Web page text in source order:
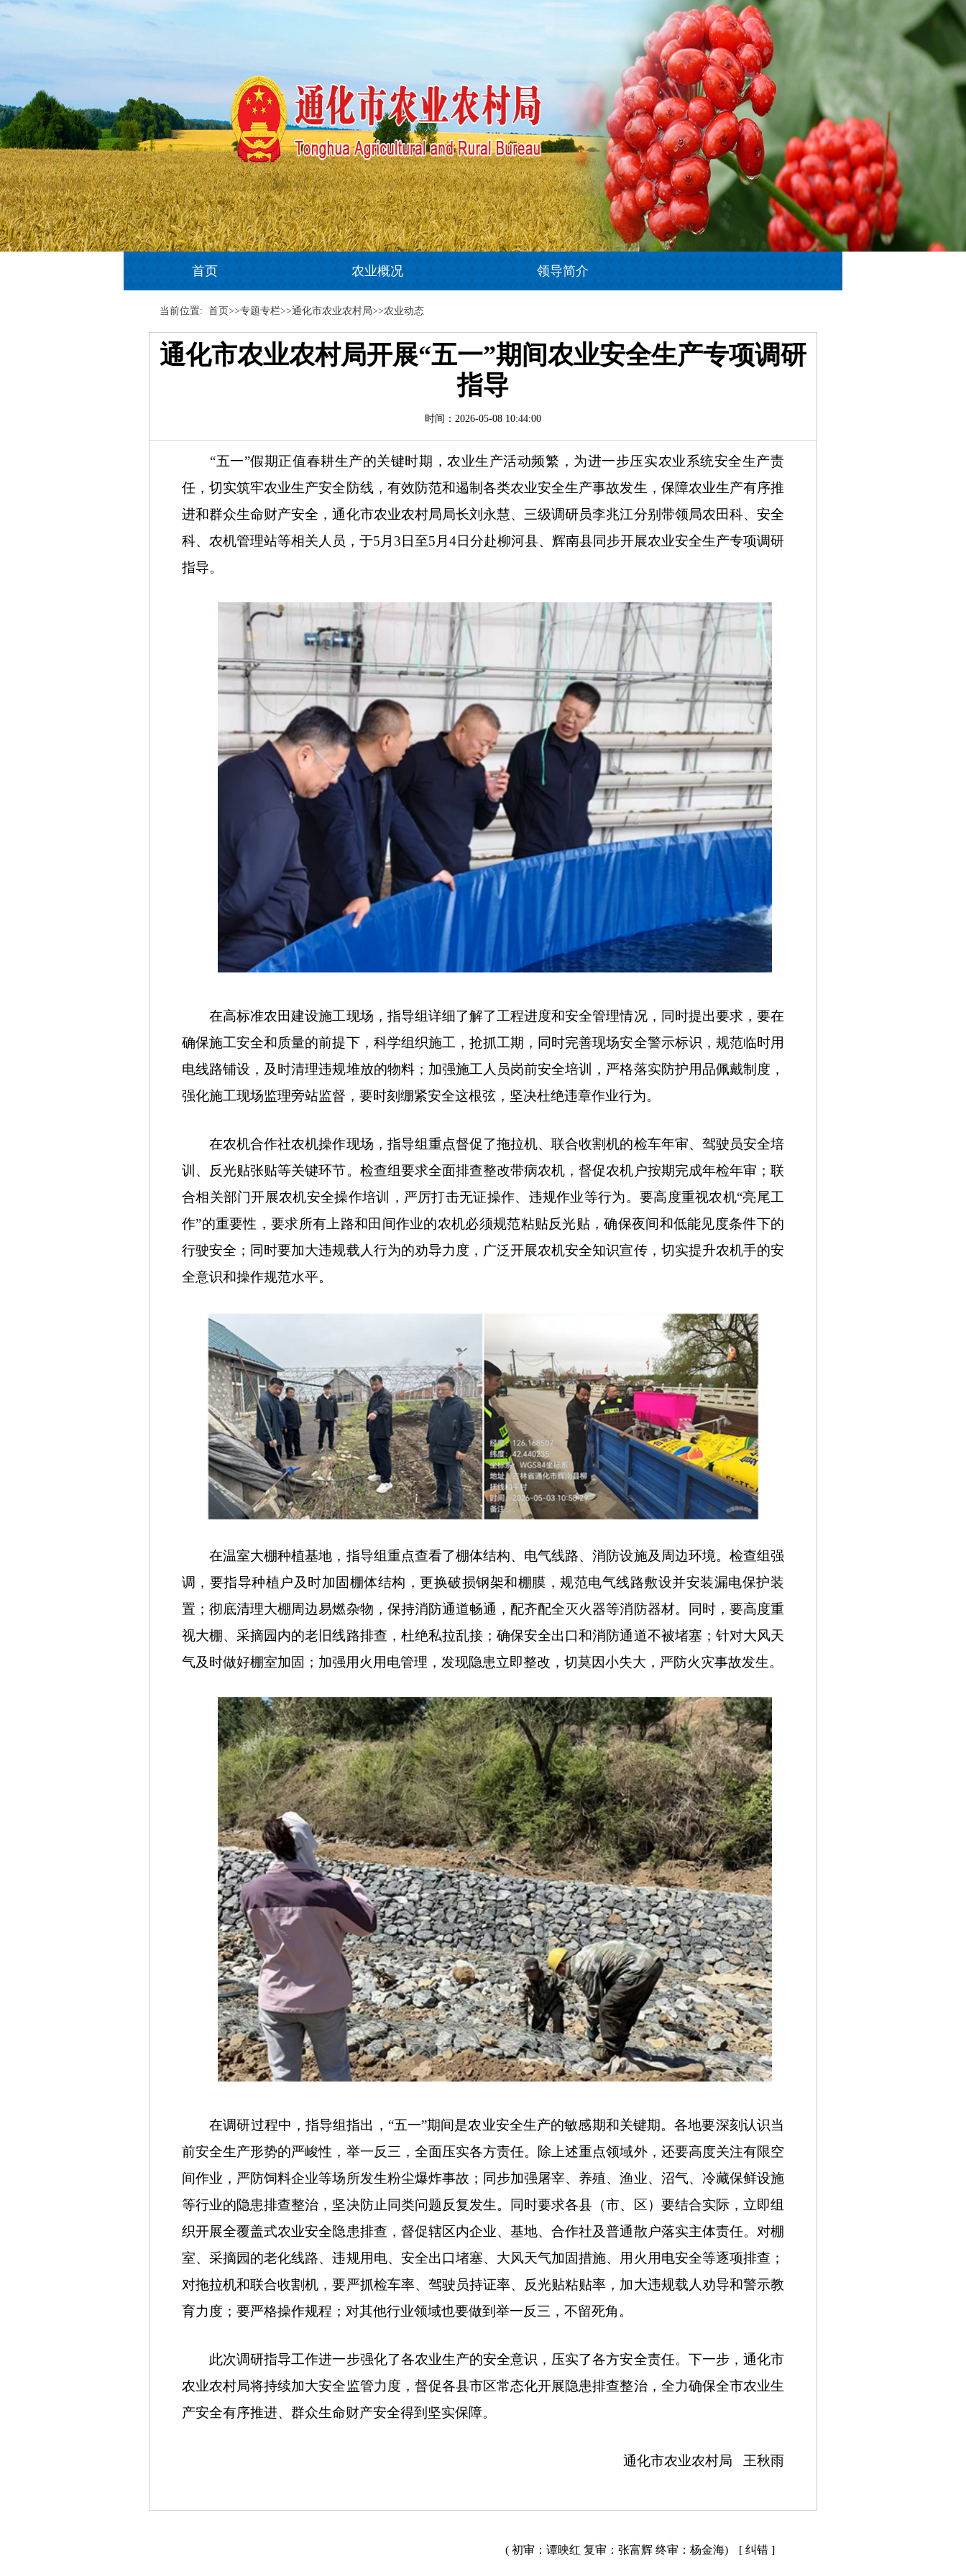
首页 农业概况 领导简介
当前位置: 首页>>专题专栏>>通化市农业农村局>>农业动态
通化市农业农村局开展“五一”期间农业安全生产专项调研
指导
时间：2026-05-08 10:44:00
“五一”假期正值春耕生产的关键时期，农业生产活动频繁，为进一步压实农业系统安全生产责
任，切实筑牢农业生产安全防线，有效防范和遏制各类农业安全生产事故发生，保障农业生产有序推
进和群众生命财产安全，通化市农业农村局局长刘永慧、三级调研员李兆江分别带领局农田科、安全
科、农机管理站等相关人员，于5月3日至5月4日分赴柳河县、辉南县同步开展农业安全生产专项调研
指导。
在高标准农田建设施工现场，指导组详细了解了工程进度和安全管理情况，同时提出要求，要在
确保施工安全和质量的前提下，科学组织施工，抢抓工期，同时完善现场安全警示标识，规范临时用
电线路铺设，及时清理违规堆放的物料；加强施工人员岗前安全培训，严格落实防护用品佩戴制度，
强化施工现场监理旁站监督，要时刻绷紧安全这根弦，坚决杜绝违章作业行为。
在农机合作社农机操作现场，指导组重点督促了拖拉机、联合收割机的检车年审、驾驶员安全培
训、反光贴张贴等关键环节。检查组要求全面排查整改带病农机，督促农机户按期完成年检年审；联
合相关部门开展农机安全操作培训，严厉打击无证操作、违规作业等行为。要高度重视农机“亮尾工
作”的重要性，要求所有上路和田间作业的农机必须规范粘贴反光贴，确保夜间和低能见度条件下的
行驶安全；同时要加大违规载人行为的劝导力度，广泛开展农机安全知识宣传，切实提升农机手的安
全意识和操作规范水平。
在温室大棚种植基地，指导组重点查看了棚体结构、电气线路、消防设施及周边环境。检查组强
调，要指导种植户及时加固棚体结构，更换破损钢架和棚膜，规范电气线路敷设并安装漏电保护装
置；彻底清理大棚周边易燃杂物，保持消防通道畅通，配齐配全灭火器等消防器材。同时，要高度重
视大棚、采摘园内的老旧线路排查，杜绝私拉乱接；确保安全出口和消防通道不被堵塞；针对大风天
气及时做好棚室加固；加强用火用电管理，发现隐患立即整改，切莫因小失大，严防火灾事故发生。
在调研过程中，指导组指出，“五一”期间是农业安全生产的敏感期和关键期。各地要深刻认识当
前安全生产形势的严峻性，举一反三，全面压实各方责任。除上述重点领域外，还要高度关注有限空
间作业，严防饲料企业等场所发生粉尘爆炸事故；同步加强屠宰、养殖、渔业、沼气、冷藏保鲜设施
等行业的隐患排查整治，坚决防止同类问题反复发生。同时要求各县（市、区）要结合实际，立即组
织开展全覆盖式农业安全隐患排查，督促辖区内企业、基地、合作社及普通散户落实主体责任。对棚
室、采摘园的老化线路、违规用电、安全出口堵塞、大风天气加固措施、用火用电安全等逐项排查；
对拖拉机和联合收割机，要严抓检车率、驾驶员持证率、反光贴粘贴率，加大违规载人劝导和警示教
育力度；要严格操作规程；对其他行业领域也要做到举一反三，不留死角。
此次调研指导工作进一步强化了各农业生产的安全意识，压实了各方安全责任。下一步，通化市
农业农村局将持续加大安全监管力度，督促各县市区常态化开展隐患排查整治，全力确保全市农业生
产安全有序推进、群众生命财产安全得到坚实保障。
通化市农业农村局 王秋雨
[ 纠错 ]
( 初审：谭映红 复审：张富辉 终审：杨金海)